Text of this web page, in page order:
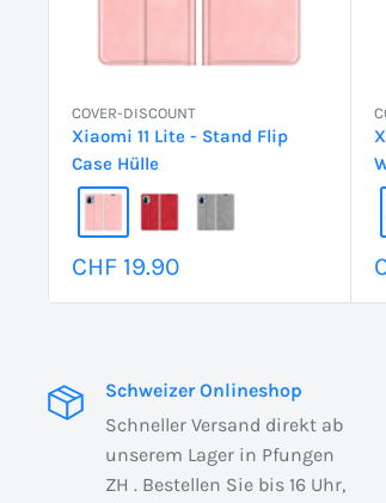
COVER-DISCOUNT
Xiaomi 11 Lite - Stand Flip
Case Hülle
Sonderpreis
CHF 19.90
Schweizer Onlineshop
Schneller Versand direkt ab
unserem Lager in Pfungen
ZH . Bestellen Sie bis 16 Uhr,